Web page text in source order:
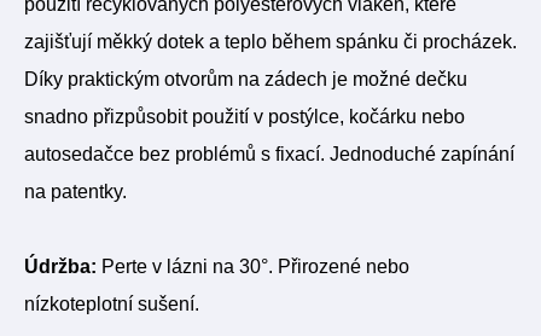
použití recyklovaných polyesterových vláken, které
zajišťují měkký dotek a teplo během spánku či procházek.
Díky praktickým otvorům na zádech je možné dečku
snadno přizpůsobit použití v postýlce, kočárku nebo
autosedačce bez problémů s fixací. Jednoduché zapínání
na patentky.
Údržba: Perte v lázni na 30°. Přirozené nebo
nízkoteplotní sušení.